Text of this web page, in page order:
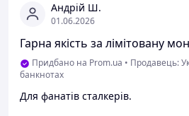
Андрій Ш.
01.06.2026
Гарна якість за лімітовану
Придбано на Prom.ua • Продавець:
банкнотах
Для фанатів сталкерів.